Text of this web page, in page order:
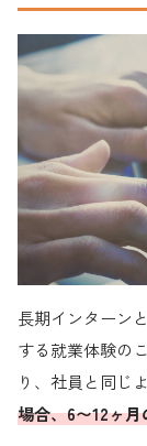
長期インターン
する就業体験の
り、社員と同じ
場合、6〜12ヶ